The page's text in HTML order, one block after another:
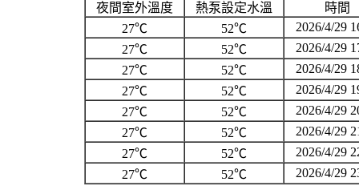
夜間室外溫度 熱泵設定水溫
時間
27℃
52℃
2026/4/29
27℃
52℃
2026/4/29
27℃
52℃
2026/4/29
27℃
52℃
2026/4/29
27℃
52℃
2026/4/29
27℃
52℃
2026/4/29
27℃
52℃
2026/4/29
27℃
52℃ 2026/4/29